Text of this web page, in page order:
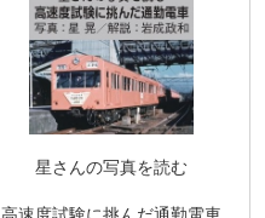
星さんの写真を読む